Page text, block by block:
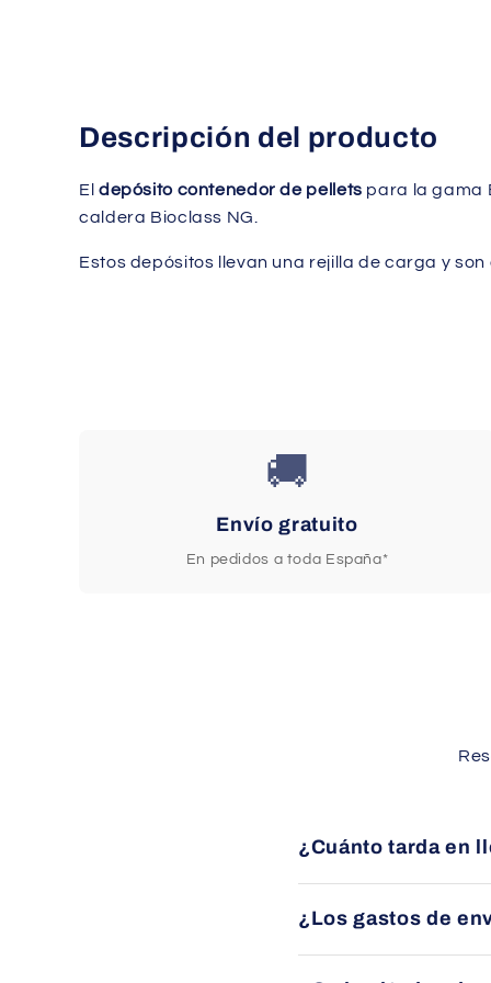
Descripción del producto
El depósito contenedor de pellets para la gama
caldera Bioclass NG.
Estos depósitos llevan una rejilla de carga y son
🚚
Envío gratuito
En pedidos a toda España*
¿Cuánto tarda en
¿Los gastos de